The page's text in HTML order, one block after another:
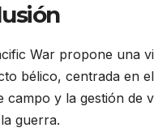
War propone una
bélico, centrada en
campo y la gestión de
guerra.